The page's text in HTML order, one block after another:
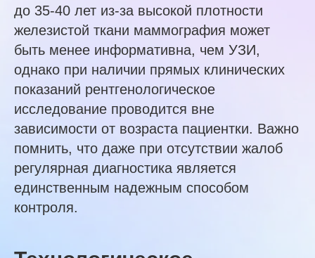
до 35-40 лет из-за высокой плотности
железистой ткани маммография может
быть менее информативна, чем УЗИ,
однако при наличии прямых клинических
показаний рентгенологическое
исследование проводится вне
зависимости от возраста пациентки. Важно
помнить, что даже при отсутствии жалоб
регулярная диагностика является
единственным надежным способом
контроля.